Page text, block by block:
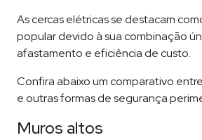
As cercas elétricas se destacam
popular devido à sua combinação
afastamento e eficiência de custo.
Confira abaixo um comparativo
e outras formas de segurança
Muros altos